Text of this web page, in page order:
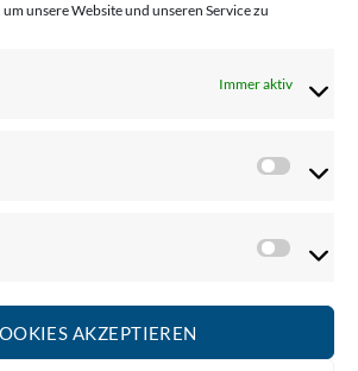
unsere Website und unseren Service zu
Immer aktiv
AKZEPTIEREN
Adresse und Website in diesem